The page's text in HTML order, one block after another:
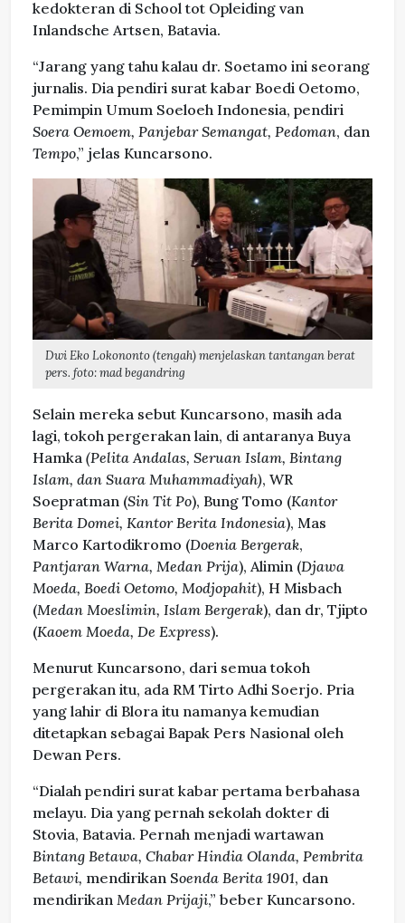
kedokteran di School tot Opleiding van
Inlandsche Artsen, Batavia.
“Jarang yang tahu kalau dr. Soetamo ini seorang
jurnalis. Dia pendiri surat kabar Boedi Oetomo,
Pemimpin Umum Soeloeh Indonesia, pendiri
Soera Oemoem, Panjebar Semangat, Pedoman, dan
Tempo,” jelas Kuncarsono.
Dwi Eko Lokononto (tengah) menjelaskan tantangan berat
pers. foto: mad begandring
Selain mereka sebut Kuncarsono, masih ada
lagi, tokoh pergerakan lain, di antaranya Buya
Hamka (Pelita Andalas, Seruan Islam, Bintang
Islam, dan Suara Muhammadiyah), WR
Soepratman (Sin Tit Po), Bung Tomo (Kantor
Berita Domei, Kantor Berita Indonesia), Mas
Marco Kartodikromo (Doenia Bergerak,
Pantjaran Warna, Medan Prija), Alimin (Djawa
Moeda, Boedi Oetomo, Modjopahit), H Misbach
(Medan Moeslimin, Islam Bergerak), dan dr, Tjipto
(Kaoem Moeda, De Express).
Menurut Kuncarsono, dari semua tokoh
pergerakan itu, ada RM Tirto Adhi Soerjo. Pria
yang lahir di Blora itu namanya kemudian
ditetapkan sebagai Bapak Pers Nasional oleh
Dewan Pers.
“Dialah pendiri surat kabar pertama berbahasa
melayu. Dia yang pernah sekolah dokter di
Stovia, Batavia. Pernah menjadi wartawan
Bintang Betawa, Chabar Hindia Olanda, Pembrita
Betawi, mendirikan Soenda Berita 1901, dan
mendirikan Medan Prijaji,” beber Kuncarsono.